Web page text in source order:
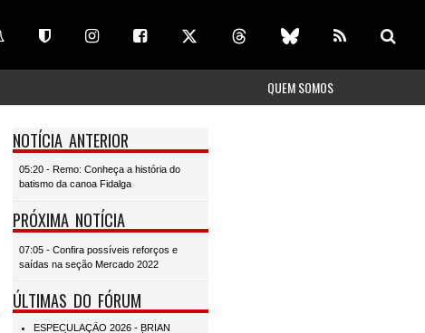
QUEM SOMOS
NOTÍCIA ANTERIOR
05:20 - Remo: Conheça a história do
batismo da canoa Fidalga
PRÓXIMA NOTÍCIA
07:05 - Confira possíveis reforços e
saídas na seção Mercado 2022
ÚLTIMAS DO FÓRUM